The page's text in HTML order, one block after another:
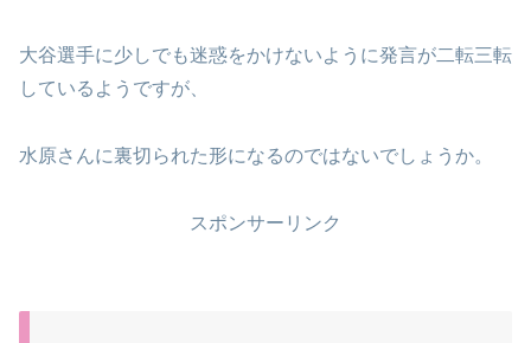
大谷選手に少しでも迷惑をかけないように発言が二転三転
しているようですが、
水原さんに裏切られた形になるのではないでしょうか。
スポンサーリンク